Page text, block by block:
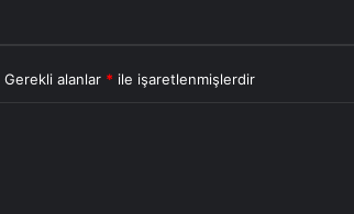
Gerekli alanlar * ile işaretlenmişlerdir